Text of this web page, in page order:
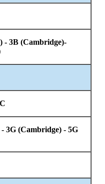
- 3B (Cambridge)-
3G (Cambridge) - 5G